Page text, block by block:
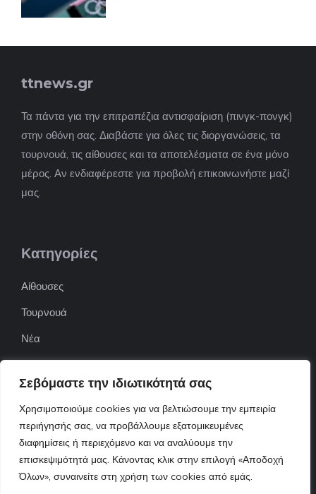
Σεβόμαστε την ιδιωτικότητά σας
Χρησιμοποιούμε cookies για να βελτιώσουμε την εμπειρία
περιήγησής σας, να προβάλλουμε εξατομικευμένες
διαφημίσεις ή περιεχόμενο και να αναλύουμε την
επισκεψιμότητά μας. Κάνοντας κλικ στην επιλογή «Αποδοχή
Όλων», συναινείτε στη χρήση των cookies από εμάς.
ttnews.gr
Τα πάντα για την επιτραπέζια αντισφαίριση (πινγκ-πονγκ)
στην οθόνη σας. Διαβάστε για όλες τις διοργανώσεις, τα
τουρνουά, τις αίθουσες και τα αποτελέσματα σε ένα μόνο
μέρος. Αν ενδιαφέρεστε για προβολή επικοινωνήστε μαζί
μας.
Κατηγορίες
Αίθουσες
Τουρνουά
Νέα
ΠΟΦΕΠΑ
ΕΦΟΕΠΑ
Επικοινωνία